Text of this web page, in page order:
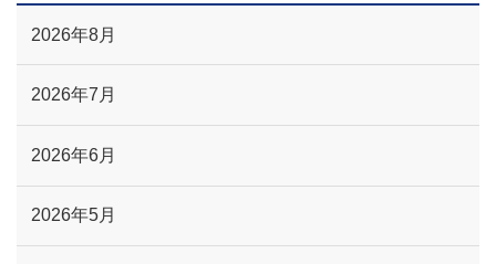
2026年8月
2026年7月
2026年6月
2026年5月